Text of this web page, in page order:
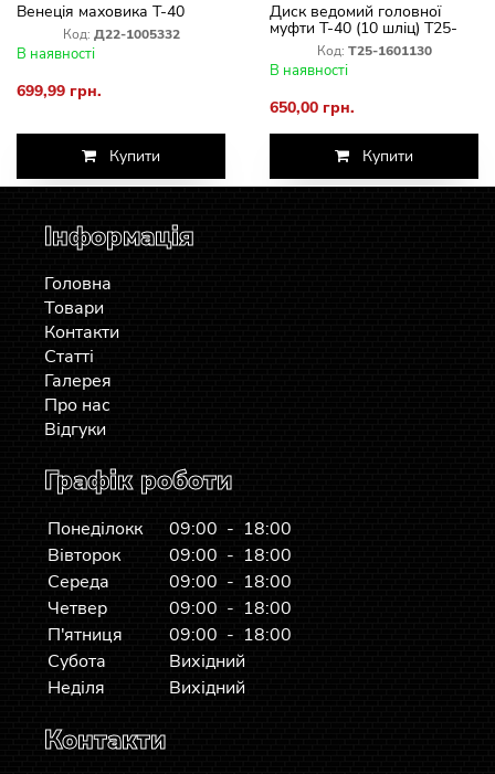
Венеція маховика Т-40
Код: Д22-1005332
В наявності
699,99 грн.
Купити
Диск ведомий головної
муфти Т-40 (10 шліц) Т25-
1601130Код: Т25-1601130
В наявності
650,00 грн.
Купити
Інформація
Головна
Товари
Контакти
Статті
Галерея
Про нас
Відгуки
Графік роботи
Понеділокк
09:00 - 18:00
Вівторок
09:00 - 18:00
Середа
09:00 - 18:00
Четвер
09:00 - 18:00
П'ятниця
09:00 - 18:00
Субота
Вихідний
Неділя
Вихідний
Контакти